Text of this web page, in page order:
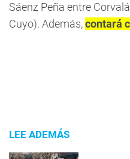
Sáenz Peña entre
Cuyo). Además,contará
LEE ADEMÁS